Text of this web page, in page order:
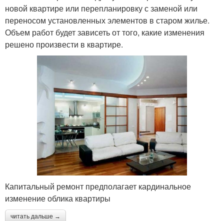
новой квартире или перепланировку с заменой или
переносом установленных элементов в старом жилье.
Объем работ будет зависеть от того, какие изменения
решено произвести в квартире.
Капитальный ремонт предполагает кардинальное
изменение облика квартиры
читать дальше →